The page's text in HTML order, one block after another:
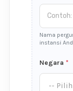
Nama
instansi
Negara *
--